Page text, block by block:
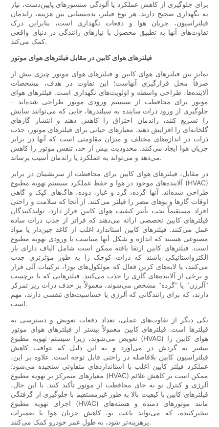
برای جلوگیری از کاهش عملکرد یا آلودگی سنسورهای پایین‌دست، نیاز
به نگهداری صحیح دارند. هر نوع فیلتر، بده‌بستانی بین هزینه، راندمان
فیلتراسیون، جریان هوا و دفعات نگهداری است، بنابراین درک
تفاوت‌های آنها به تطبیق محصول با نیازهای رانندگی در دنیای واقعی
کمک می‌کند.
فیلترهای هوای کابین در مقابل فیلترهای هوای موتور
تمایز بین فیلترهای هوای کابین و فیلترهای هوای موتور چیزی بیش از
صرفاً محل قرارگیری آنهاست؛ این تفاوت در هدف، مشخصات
آلاینده‌ها، طراحی واسطه و اولویت‌های نگهداری است. فیلترهای هوای
موتور برای محافظت از سیستم ورودی موتور طراحی شده‌اند -
جلوگیری از ورود ذرات ساینده به سیلندرها، جایی که می‌توانند سایش
را تسریع کنند، راندمان احتراق را کاهش دهند و انتشار گازهای
گلخانه‌ای را افزایش دهند. معیارهای حیاتی برای فیلترهای موتور، جذب
ذرات در اندازه‌های مختلف و میزان مقاومتی است که آنها در برابر
جریان هوا ایجاد می‌کنند. محدودیت بیش از حد، تنفس موتور را کاهش
می‌دهد و می‌تواند به عملکرد یا راندمان آسیب برساند.
در مقابل، فیلترهای هوای کابین برای محافظت از سرنشینان در برابر
آلاینده‌های موجود در هوا و حفظ عملکرد سیستم تهویه مطبوع (HVAC)
طراحی شده‌اند. آنها گرده، گرد و غبار، دوده، هاگ‌های کپک و گاهی
اوقات گازها و بوهای مضر را فیلتر می‌کنند. از آنجا که سلامت و راحتی
افراد مستقیماً تحت تأثیر کیفیت هوای کابین قرار دارد، تولیدکنندگان
فیلترهای کابین تخصصی ارائه می‌دهند که فراتر از جذب ذرات ساده
عمل می‌کنند. فیلترهای کابین استاندارد اغلب از کاغذ چین‌دار یا مواد
مصنوعی هستند که اندازه و شکل آنها متناسب با ورودی تهویه مطبوع
است. فیلترهای کابین ارتقا یافته ممکن است شامل الیاف دارای بار
الکترواستاتیکی باشند که ذرات کوچک را به طور مؤثرتری جذب
می‌کنند، یا لایه‌های کربن فعال که مولکول‌های بوزا، ترکیبات آلی فرار
و برخی از آلاینده‌های گازی را جذب می‌کنند. فیلترهایی که با برچسب
"آلرژن" یا "گرده" مشخص می‌شوند، معمولاً بر حذف ذرات ریز تمرکز
دارند، که برای رانندگانی که آلرژی یا حساسیت‌های تنفسی دارند، مهم
است.
یکی دیگر از تفاوت‌های عملی، تعداد دفعات تعویض و دسترسی به
فیلترها است. فیلترهای کابین معمولاً بیشتر از فیلترهای هوای موتور
تعویض می‌شوند، زیرا سیستم تهویه مطبوع (HVAC) هوای کابین را
بیشتر به گردش در می‌آورد و به این دلیل که عواقب کاهش
فیلتراسیون کابین بلافاصله در راحتی قابل توجه است. علاوه بر این،
عملکرد فیلتر کابین اغلب با استانداردهای متفاوتی سنجیده می‌شود؛
معیارهای متمرکز بر تهویه مطبوع (HVAC) ممکن است بر کاهش علائم
آلرژی و کنترل بو به جای محافظت از موتور تأکید کنند. با این حال،
فیلترهای کابین با کیفیت بالا به طور غیرمستقیم با جلوگیری از گرفتگی
اجزای تهویه مطبوع (HVAC) مانند موتورهای دمنده و هسته‌های
تبخیرکننده، که می‌تواند باعث بو، کاهش جریان هوا یا تعمیرات
پرهزینه‌تر شود، به طول عمر خودرو کمک می‌کنند.